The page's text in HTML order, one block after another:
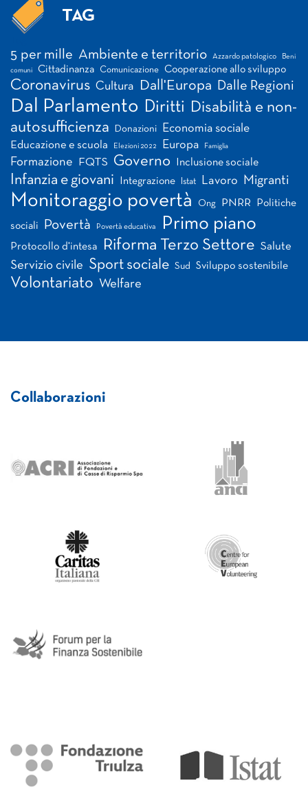
TAG
5 per mille Ambiente e territorio Azzardo patologico Beni
comuni Cittadinanza Comunicazione Cooperazione allo sviluppo
Coronavirus Cultura Dall'Europa Dalle Regioni
Dal Parlamento Diritti
Disabilità e non-
autosufficienza
Donazioni Economia sociale
Educazione e scuola Elezioni 2022 Europa Famiglia
Formazione FQTS Governo Inclusione sociale
Infanzia e giovani Integrazione Istat Lavoro Migranti
Monitoraggio povertà Ong PNRR Politiche
sociali Povertà Povertà educativa Primo piano
Protocollo d'intesa Riforma Terzo Settore Salute
Servizio civile Sport sociale Sud Sviluppo sostenibile
Volontariato Welfare
Collaborazioni